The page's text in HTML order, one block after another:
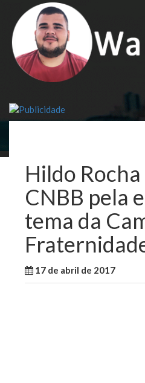
content
Hildo
CNBB pela
tema da
17 de abril de 2017